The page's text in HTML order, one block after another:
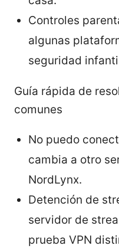
Controles
algunas
seguridad
Guía rápida de
comunes
No puedo
cambia a otro
NordLynx.
Detención de
servidor de
prueba VPN